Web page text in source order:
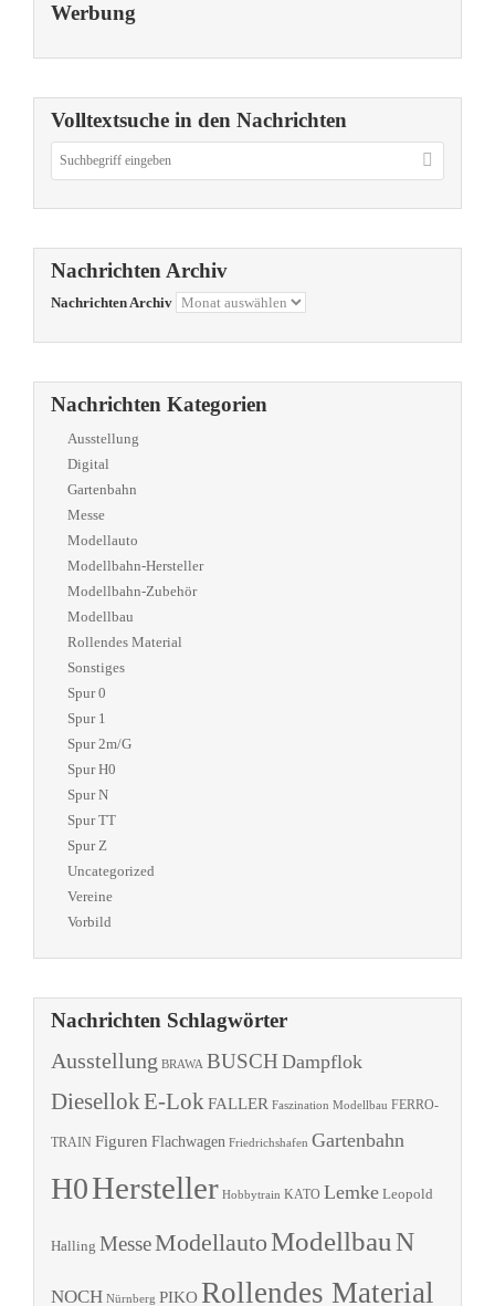
Werbung
Volltextsuche in den Nachrichten
Nachrichten Archiv
Nachrichten Archiv
Nachrichten Kategorien
Ausstellung
Digital
Gartenbahn
Messe
Modellauto
Modellbahn-Hersteller
Modellbahn-Zubehör
Modellbau
Rollendes Material
Sonstiges
Spur 0
Spur 1
Spur 2m/G
Spur H0
Spur N
Spur TT
Spur Z
Uncategorized
Vereine
Vorbild
Nachrichten Schlagwörter
Ausstellung BRAWA BUSCH Dampflok
DiesellokE-LokFALLER Faszination Modellbau FERRO-
TRAIN Figuren Flachwagen Friedrichshafen Gartenbahn
H0Hersteller Hobbytrain KATO Lemke Leopold
Halling MesseModellautoModellbauN
NOCH Nürnberg PIKO Rollendes Material